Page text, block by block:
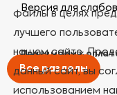
Версия для
Принимаем к
файлы в целях
лучшего
нашем сайте.
данный сайт, вы
использованием
Все разделы